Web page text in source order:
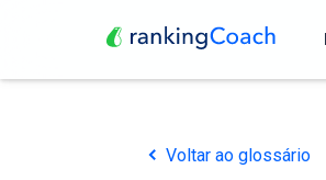
Voltar ao glossário